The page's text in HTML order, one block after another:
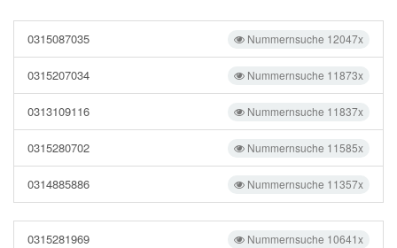
Nummernsuche 12047x
0315087035
Nummernsuche 11873x
0315207034
Nummernsuche 11837x
0313109116
Nummernsuche 11585x
0315280702
Nummernsuche 11357x
0314885886
Nummernsuche 10641x
0315281969